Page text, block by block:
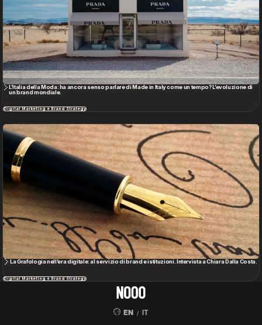
L’Italia della Moda: ha ancora senso parlare di Made in Italy come un tempo? L’evoluzione di
un brand mondiale.
Digital Marketing e Brand Strategy
La Grafologia nell’era digitale: al servizio di brand e istituzioni. Intervista a Chiara Dalla Costa.
Digital Marketing e Brand Strategy
EN / IT